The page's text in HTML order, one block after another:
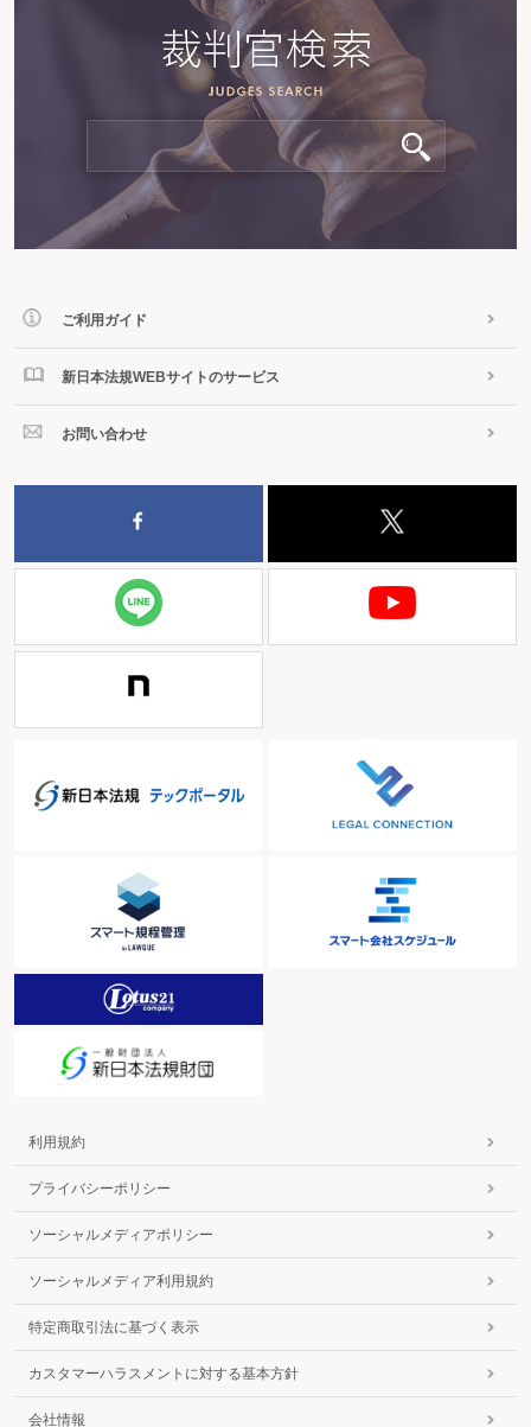
ご利用ガイド
新日本法規WEBサイトのサービス
お問い合わせ
利用規約
プライバシーポリシー
ソーシャルメディアポリシー
ソーシャルメディア利用規約
特定商取引法に基づく表示
カスタマーハラスメントに対する基本方針
会社情報